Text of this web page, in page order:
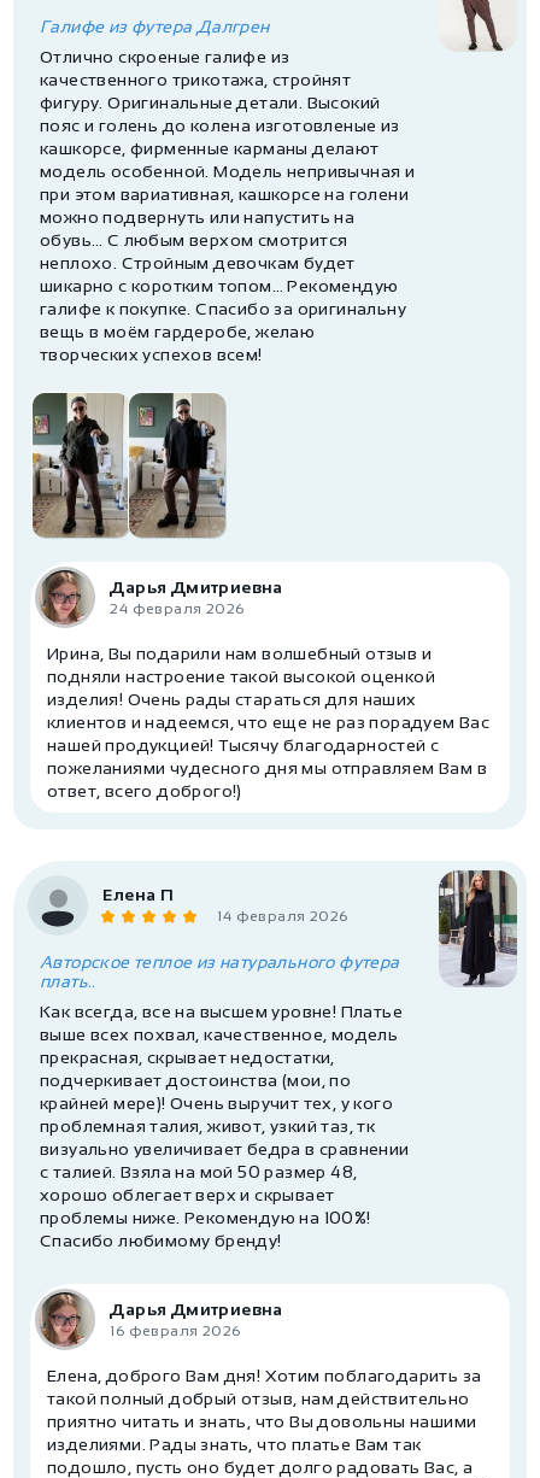
Галифе из футера Далгрен
Отлично скроеные галифе из
качественного трикотажа, стройнят
фигуру. Оригинальные детали. Высокий
пояс и голень до колена изготовленые из
кашкорсе, фирменные карманы делают
модель особенной. Модель непривычная и
при этом вариативная, кашкорсе на голени
можно подвернуть или напустить на
обувь… С любым верхом смотрится
неплохо. Стройным девочкам будет
шикарно с коротким топом… Рекомендую
галифе к покупке. Спасибо за оригинальну
вещь в моём гардеробе, желаю
творческих успехов всем!
Дарья Дмитриевна
24 февраля 2026
Ирина, Вы подарили нам волшебный отзыв и
подняли настроение такой высокой оценкой
изделия! Очень рады стараться для наших
клиентов и надеемся, что еще не раз порадуем Вас
нашей продукцией! Тысячу благодарностей с
пожеланиями чудесного дня мы отправляем Вам в
ответ, всего доброго!)
Елена П
14 февраля 2026
Авторское теплое из натурального футера
плать..
Как всегда, все на высшем уровне! Платье
выше всех похвал, качественное, модель
прекрасная, скрывает недостатки,
подчеркивает достоинства (мои, по
крайней мере)! Очень выручит тех, у кого
проблемная талия, живот, узкий таз, тк
визуально увеличивает бедра в сравнении
с талией. Взяла на мой 50 размер 48,
хорошо облегает верх и скрывает
проблемы ниже. Рекомендую на 100%!
Спасибо любимому бренду!
Дарья Дмитриевна
16 февраля 2026
Елена, доброго Вам дня! Хотим поблагодарить за
такой полный добрый отзыв, нам действительно
приятно читать и знать, что Вы довольны нашими
изделиями. Рады знать, что платье Вам так
подошло, пусть оно будет долго радовать Вас, а